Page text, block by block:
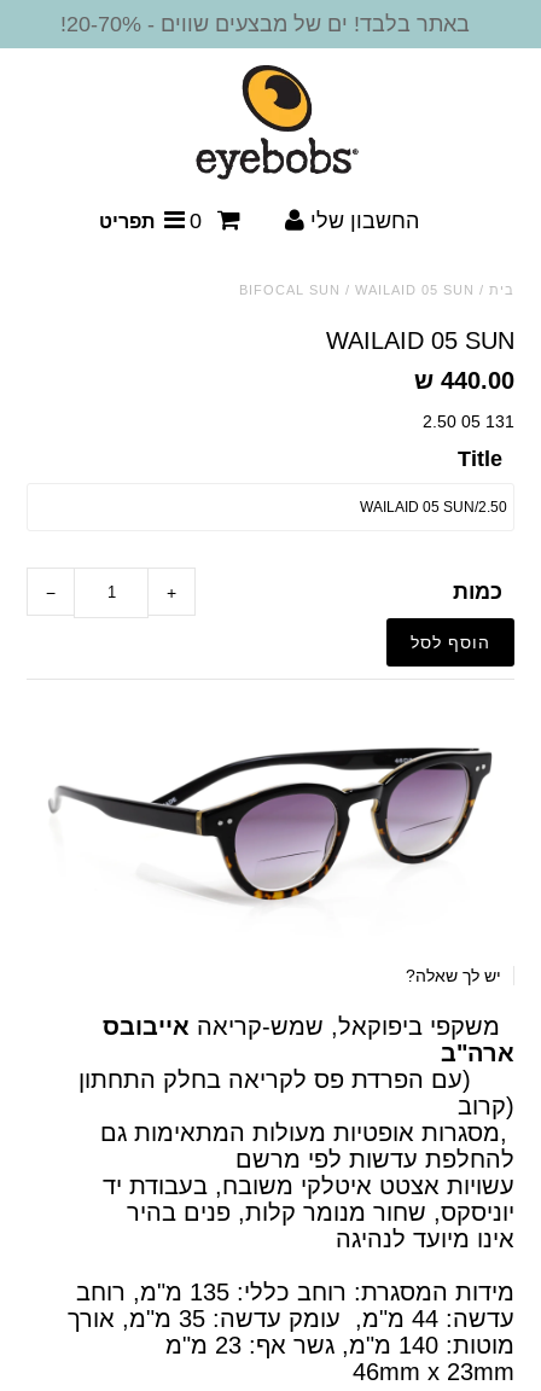
מסגרות משקפיים
משקפי שמש
משקפי שמש - קריאה
משקפי שמש ביפוקל
אביזרים
SALE
באתר בלבד! ים של מבצעים שווים - 20-70%!
החשבון שלי 0 תפריט
בית /
BIFOCAL SUN / WAILAID 05 SUN
WAILAID 05 SUN
440.00 ש
131 05 2.50
Title
כמות − +
יש לך שאלה?
משקפי ביפוקאל, שמש-קריאה אייבובס
ארה"ב
(עם הפרדת פס לקריאה בחלק התחתון
(קרוב
,מסגרות אופטיות מעולות המתאימות גם
להחלפת עדשות לפי מרשם
עשויות אצטט איטלקי משובח, בעבודת יד
יוניסקס, שחור מנומר קלות, פנים בהיר
אינו מיועד לנהיגה
מידות המסגרת: רוחב כללי: 135 מ"מ, רוחב
עדשה: 44 מ"מ, עומק עדשה: 35 מ"מ, אורך
מוטות: 140 מ"מ, גשר אף: 23 מ"מ
46mm x 23mm